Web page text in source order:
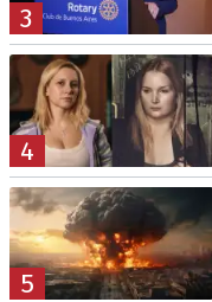
3
4
5